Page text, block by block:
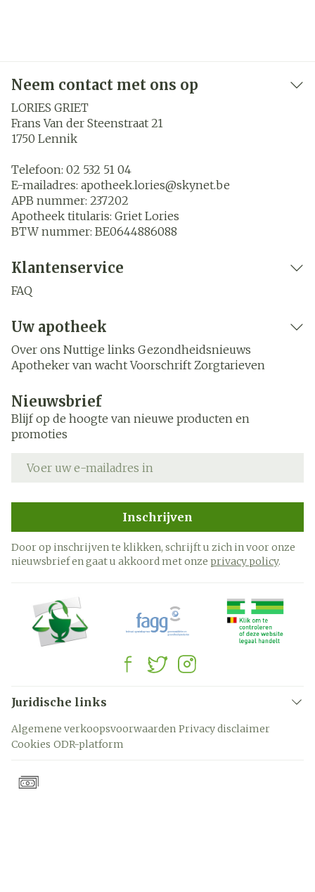
Neem contact met ons op
LORIES GRIET
Frans Van der Steenstraat 21
1750 Lennik
Telefoon: 02 532 51 04
E-mailadres: apotheek.lories@skynet.be
APB nummer: 237202
Apotheek titularis: Griet Lories
BTW nummer: BE0644886088
Klantenservice
FAQ
Uw apotheek
Over ons Nuttige links Gezondheidsnieuws
Apotheker van wacht Voorschrift Zorgtarieven
Nieuwsbrief
Blijf op de hoogte van nieuwe producten en
promoties
Inschrijven
Door op inschrijven te klikken, schrijft u zich in voor onze
nieuwsbrief en gaat u akkoord met onze privacy policy.
Juridische links
Algemene verkoopsvoorwaarden Privacy disclaimer
Cookies ODR-platform